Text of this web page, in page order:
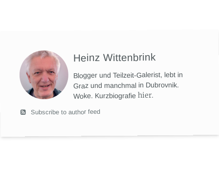
Heinz Wittenbrink
Blogger und Teilzeit-Galerist, lebt in
Graz und manchmal in Dubrovnik.
Woke. Kurzbiografiehier.
Subscribe to author feed